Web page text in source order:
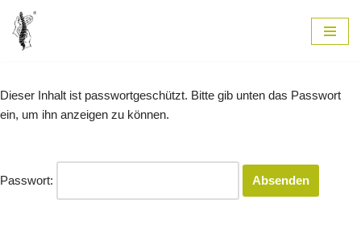
Zum
Dieser Inhalt ist passwortgeschützt. Bitte gib unten das Passwort
ein, um ihn anzeigen zu können.
Passwort: